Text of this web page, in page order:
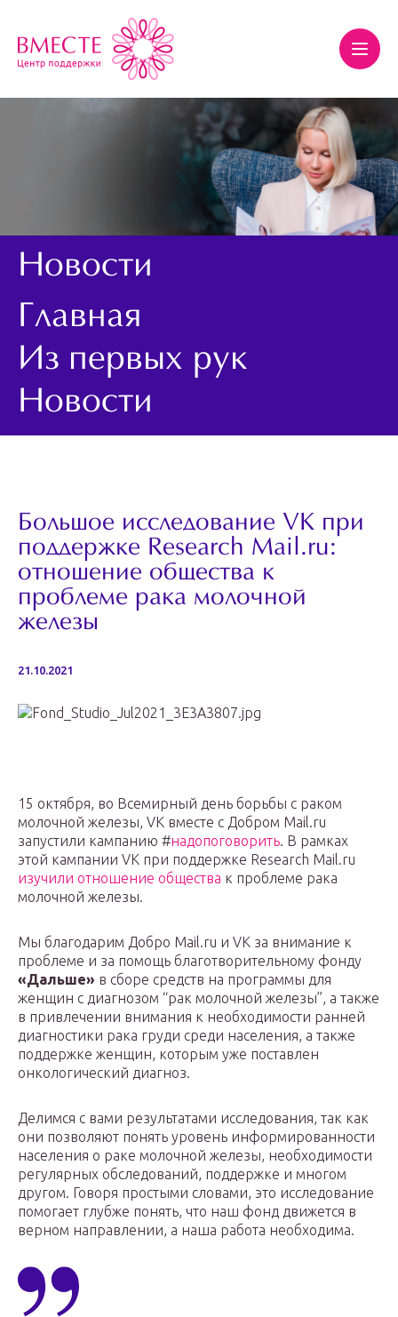
Новости
Главная
Из первых рук
Новости
Большое исследование VK при
поддержке Research Mail.ru:
отношение общества к
проблеме рака молочной
железы
21.10.2021
15 октября, во Всемирный день борьбы с раком
молочной железы, VK вместе с Добром Mail.ru
запустили кампанию #надопоговорить. В рамках
этой кампании VK при поддержке Research Mail.ru
изучили отношение общества к проблеме рака
молочной железы.
Мы благодарим Добро Mail.ru и VK за внимание к
проблеме и за помощь благотворительному фонду
«Дальше» в сборе средств на программы для
женщин с диагнозом “рак молочной железы”, а также
в привлечении внимания к необходимости ранней
диагностики рака груди среди населения, а также
поддержке женщин, которым уже поставлен
онкологический диагноз.
Делимся с вами результатами исследования, так как
они позволяют понять уровень информированности
населения о раке молочной железы, необходимости
регулярных обследований, поддержке и многом
другом. Говоря простыми словами, это исследование
помогает глубже понять, что наш фонд движется в
верном направлении, а наша работа необходима.